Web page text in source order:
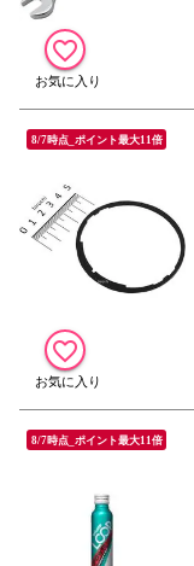
8/7時点_ポイント最大11倍
8/7時点_ポイント最大11倍